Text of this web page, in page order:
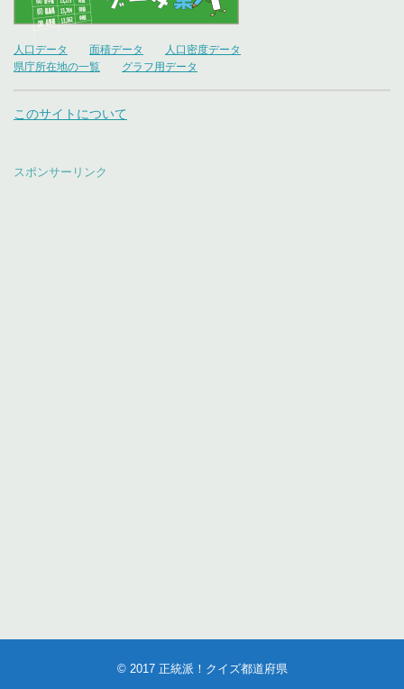
人口データ 面積データ
人口密度データ
県庁所在地の一覧
グラフ用データ
このサイトについて
スポンサーリンク
© 2017 正統派！クイズ都道府県